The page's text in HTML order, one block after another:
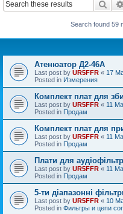
Search found 59
Атенюатор Д2-46А
Last post by UR5FFR « 17
Posted in Измерения
Комплект плат для
Last post by UR5FFR « 11
Posted in Продам
Комплект плат для
Last post by UR5FFR « 11
Posted in Продам
Плати для
Last post by UR5FFR « 11
Posted in Продам
5-ти діапазонні
Last post by UR5FFR « 10
Posted in Фильтры и цепи